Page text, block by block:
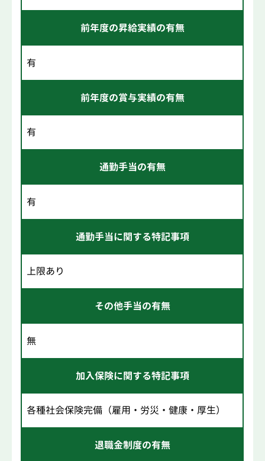
前年度の昇給実績の有無
有
前年度の賞与実績の有無
有
通勤手当の有無
有
通勤手当に関する特記事項
上限あり
その他手当の有無
無
加入保険に関する特記事項
各種社会保険完備（雇用・労災・健康・厚生）
退職金制度の有無